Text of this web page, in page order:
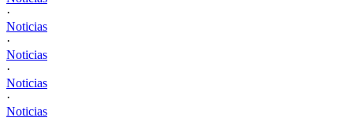
·
Noticias
·
Noticias
·
Noticias
·
Noticias